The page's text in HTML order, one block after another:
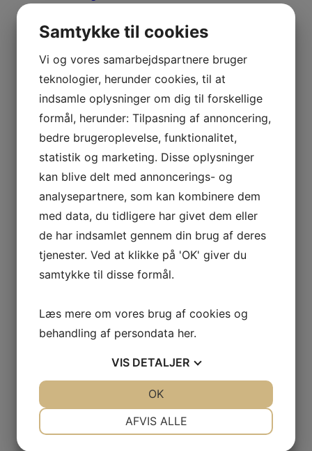
Havørred Konkurrencer Gratis deltagelse
Weekendture
Tur Referater
Nyt Tur Referat
Medlems Rapporter
Ny Medlems Rapport
Nakskov Torskefestival-Ref.-Galleri
2020 – 2021
2019
2018
2017
2016
2015
2014
2013
2012
2010
2009
2008
2006
2005
2004
2025
2021
Samtykke til cookies
Vi og vores samarbejdspartnere bruger
teknologier, herunder cookies, til at
indsamle oplysninger om dig til forskellige
formål, herunder: Tilpasning af annoncering,
bedre brugeroplevelse, funktionalitet,
statistik og marketing. Disse oplysninger
kan blive delt med annoncerings- og
analysepartnere, som kan kombinere dem
med data, du tidligere har givet dem eller
de har indsamlet gennem din brug af deres
tjenester. Ved at klikke på 'OK' giver du
samtykke til disse formål.
Læs mere om vores brug af cookies og
behandling af persondata her.
VIS DETALJER
AFVIS ALLE
OK